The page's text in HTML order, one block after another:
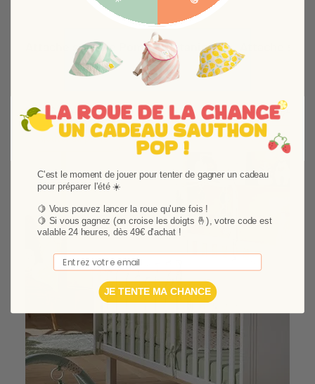
Attache sucette Pomme Botanica
ATTACHE SUCETTE POMME BOTANICA
de petit fruit séduira bébé avec ses couleurs
douces et sa jolie broderie dorée. Pratique, il
évitera à bébé de perdre sa sucette et
préviendra les pincements de doigts, grâce à
son attache spécialement adaptée aux bébés.
9,44 € 13,49 €
Ajouter au panier
L'attache
bébé avec ses
Pratique, il
et préviendra
à son attache
bébés.
9,44 € 13,49 €
Ajouter au
C'est le moment de jouer pour tenter de gagner un cadeau
pour préparer l'été ☀️
🍋 Vous pouvez lancer la roue qu'une fois !
🍋 Si vous gagnez (on croise les doigts 🤞), votre code est
valable 24 heures, dès 49€ d'achat !
Email
JE TENTE MA CHANCE